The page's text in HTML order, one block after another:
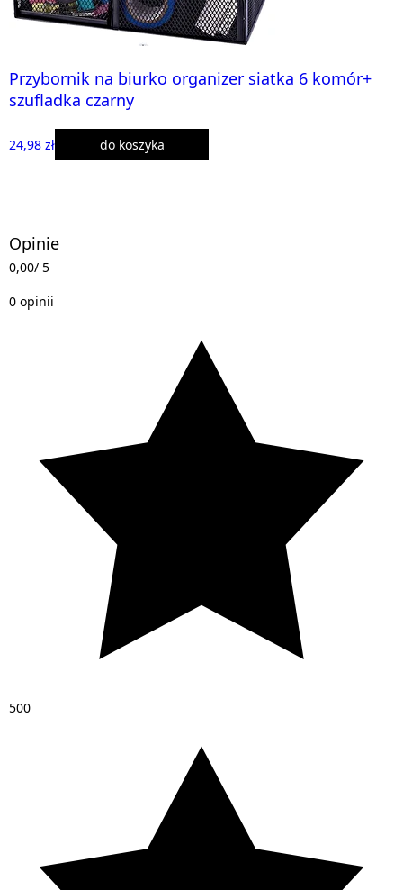
Przybornik na biurko organizer siatka 6 komór+
szufladka czarny
24,98 zł do koszyka
Opinie
0,00/ 5
0 opinii
500